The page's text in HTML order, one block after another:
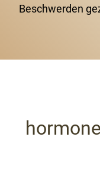
Beschwerden